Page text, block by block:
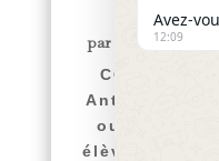
par Yawo
Antoine de
ouvre ses
élèves pour
Avez-
12:09